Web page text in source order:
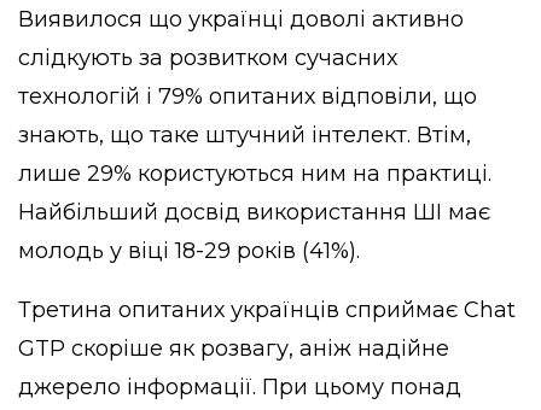
Виявилося що українці доволі активно
слідкують за розвитком сучасних
технологій і 79% опитаних відповіли, що
знають, що таке штучний інтелект. Втім,
лише 29% користуються ним на практиці.
Найбільший досвід використання ШІ має
молодь у віці 18-29 років (41%).
Третина опитаних українців сприймає Chat
GTP скоріше як розвагу, аніж надійне
джерело інформації. При цьому понад